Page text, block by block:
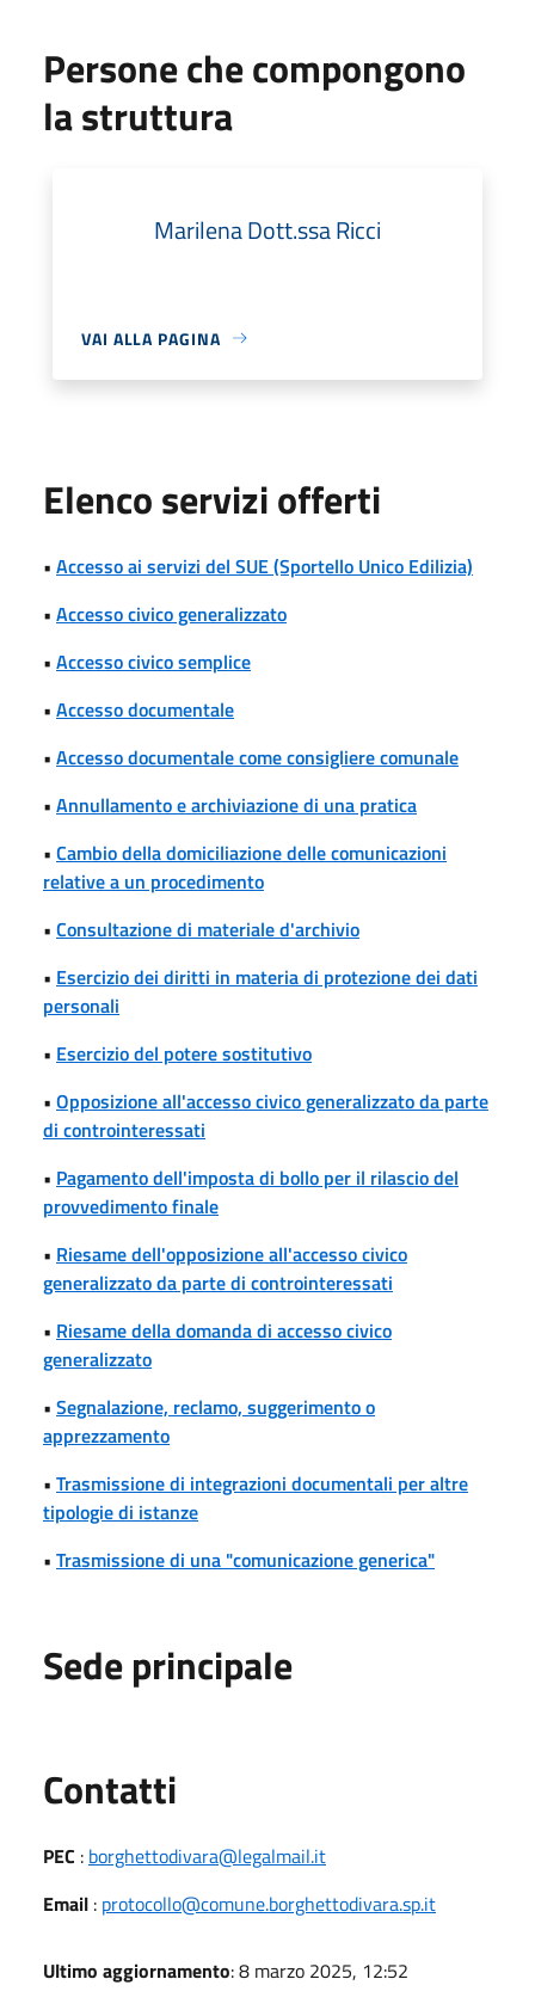
Persone che compongono
la struttura
Marilena Dott.ssa Ricci
VAI ALLA PAGINA
Elenco servizi offerti
• Accesso ai servizi del SUE (Sportello Unico Edilizia)
• Accesso civico generalizzato
• Accesso civico semplice
• Accesso documentale
• Accesso documentale come consigliere comunale
• Annullamento e archiviazione di una pratica
• Cambio della domiciliazione delle comunicazioni
relative a un procedimento
• Consultazione di materiale d'archivio
• Esercizio dei diritti in materia di protezione dei dati
personali
• Esercizio del potere sostitutivo
• Opposizione all'accesso civico generalizzato da parte
di controinteressati
• Pagamento dell'imposta di bollo per il rilascio del
provvedimento finale
• Riesame dell'opposizione all'accesso civico
generalizzato da parte di controinteressati
• Riesame della domanda di accesso civico
generalizzato
• Segnalazione, reclamo, suggerimento o
apprezzamento
• Trasmissione di integrazioni documentali per altre
tipologie di istanze
• Trasmissione di una "comunicazione generica"
Sede principale
Contatti
PEC : borghettodivara@legalmail.it
Email : protocollo@comune.borghettodivara.sp.it
Ultimo aggiornamento: 8 marzo 2025, 12:52